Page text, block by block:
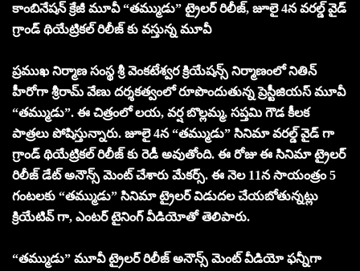
కాంబినేషన్ క్రేజీ మూవీ “తమ్ముడు” ట్రైలర్ రిలీజ్, జూలై 4న వరల్డ్ వైడ్
గ్రాండ్ థియేట్రికల్ రిలీజ్ కు వస్తున్న మూవీ
ప్రముఖ నిర్మాణ సంస్థ శ్రీ వెంకటేశ్వర క్రియేషన్స్ నిర్మాణంలో నితిన్
హీరోగా శ్రీరామ్ వేణు దర్శకత్వంలో రూపొందుతున్న ప్రెస్టీజియస్ మూవీ
“తమ్ముడు”. ఈ చిత్రంలో లయ, వర్ష బొల్లమ్మ, సప్తమి గౌడ కీలక
పాత్రలు పోషిస్తున్నారు. జూలై 4న “తమ్ముడు” సినిమా వరల్డ్ వైడ్ గా
గ్రాండ్ థియేట్రికల్ రిలీజ్ కు రెడీ అవుతోంది. ఈ రోజు ఈ సినిమా ట్రైలర్
రిలీజ్ డేట్ అనౌన్స్ మెంట్ చేశారు మేకర్స్. ఈ నెల 11న సాయంత్రం 5
గంటలకు “తమ్ముడు” సినిమా ట్రైలర్ విడుదల చేయబోతున్నట్లు
క్రియేటివ్ గా, ఎంటర్ టైనింగ్ వీడియోతో తెలిపారు.
“తమ్ముడు” మూవీ ట్రైలర్ రిలీజ్ అనౌన్స్ మెంట్ వీడియో ఫన్నీగా